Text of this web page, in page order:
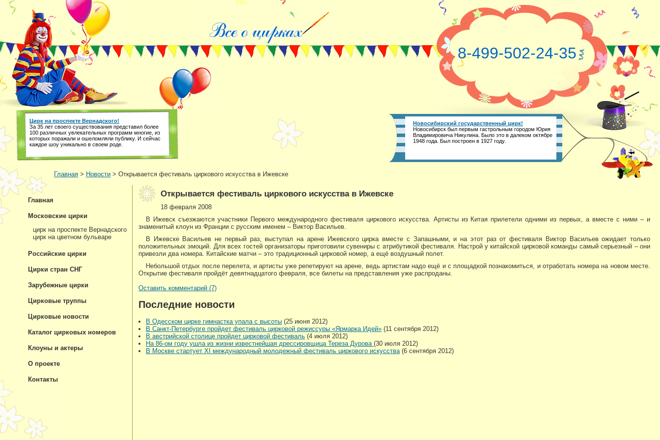
8-499-502-24-35
Цирк на проспекте Вернадского!
За 35 лет своего существования представил более
100 различных увлекательных программ многие, из
которых поражали и ошеломляли публику. И сейчас
каждое шоу уникально в своем роде.
Новосибирский государственный цирк!
Новосибирск был первым гастрольным городом Юрия
Владимировича Никулина. Было это в далеком октябре
1948 года. Был построен в 1927 году.
Главная > Новости > Открывается фестиваль циркового искусства в Ижевске
Открывается фестиваль циркового искусства в Ижевске
18 февраля 2008
В Ижевск съезжаются участники Первого международного фестиваля циркового искусства. Артисты из Китая прилетели одними из первых, а вместе с ними – и
знаменитый клоун из Франции с русским именем – Виктор Васильев.
В Ижевске Васильев не первый раз, выступал на арене Ижевского цирка вместе с Запашными, и на этот раз от фестиваля Виктор Васильев ожидает только
положительных эмоций. Для всех гостей организаторы приготовили сувениры с атрибутикой фестиваля. Настрой у китайской цирковой команды самый серьезный – они
привезли два номера. Китайские матчи – это традиционный цирковой номер, а ещё воздушный полет.
Небольшой отдых после перелета, и артисты уже репетируют на арене, ведь артистам надо ещё и с площадкой познакомиться, и отработать номера на новом месте.
Открытие фестиваля пройдёт девятнадцатого февраля, все билеты на представления уже распроданы.
Оставить комментарий (7)
Последние новости
В Одесском цирке гимнастка упала с высоты (25 июня 2012)
В Санкт-Петербурге пройдет фестиваль цирковой режиссуры «Ярмарка Идей» (11 сентября 2012)
В австрийской столице пройдет цирковой фестиваль (4 июля 2012)
На 86-ом году ушла из жизни известнейшая дрессировщица Тереза Дурова (30 июля 2012)
В Москве стартует XI международный молодежный фестиваль циркового искусства(6 сентября 2012)
Главная
Московские цирки
цирк на проспекте Вернадского
цирк на цветном бульваре
Российские цирки
Цирки стран СНГ
Зарубежные цирки
Цирковые труппы
Цирковые новости
Каталог цирковых номеров
Клоуны и актеры
О проекте
Контакты